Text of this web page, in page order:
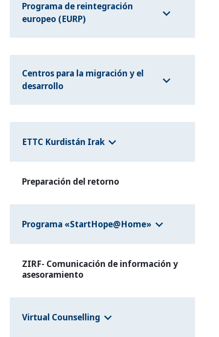
Programa de reintegración
europeo (EURP)
Centros para la migración y el
desarrollo
ETTC Kurdistán Irak
Preparación del retorno
Programa «StartHope@Home»
ZIRF- Comunicación de información y
asesoramiento
Virtual Counselling